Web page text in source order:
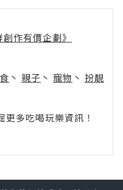
作有價企劃》
丶 親子 丶 寵物 丶 扮靚
多吃喝玩樂資訊！